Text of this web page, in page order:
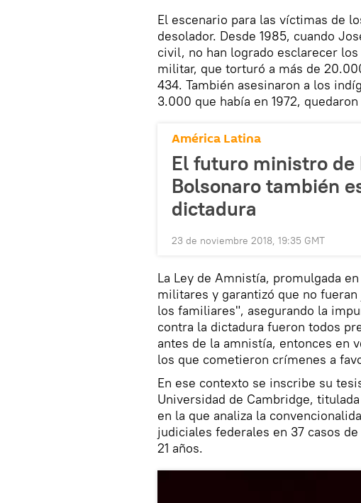
El escenario para las víctimas de
desolador. Desde 1985, cuando
civil, no han logrado esclarecer
militar, que torturó a más de
434. También asesinaron a los
3.000 que había en 1972,
América Latina
El futuro ministro de
Bolsonaro también
dictadura
23 de noviembre 2018, 19:35 GMT
La Ley de Amnistía, promulgada
militares y garantizó que no
los familiares", asegurando la
contra la dictadura fueron todos
antes de la amnistía, entonces en
los que cometieron crímenes a
En ese contexto se inscribe su
Universidad de Cambridge,
en la que analiza la
judiciales federales en 37 casos
21 años.